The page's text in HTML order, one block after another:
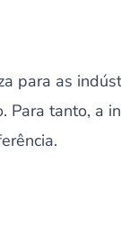
para as
Para tanto, a